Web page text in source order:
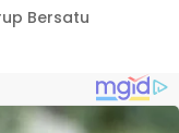
Bersatu